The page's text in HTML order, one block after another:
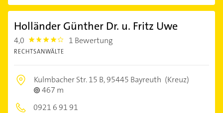
Holländer Günther Dr. u. Fritz Uwe
4,0 4.0 1 Bewertung
RECHTSANWÄLTE
Kulmbacher Str. 15 B,95445 Bayreuth (Kreuz)
467 m
0921 6 91 91